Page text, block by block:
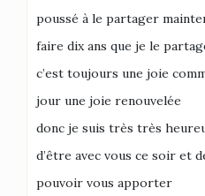
poussé à le partager
faire dix ans que je le
c’est toujours une joie
jour une joie renouvelée
donc je suis très très
d’être avec vous ce soir et
pouvoir vous apporter